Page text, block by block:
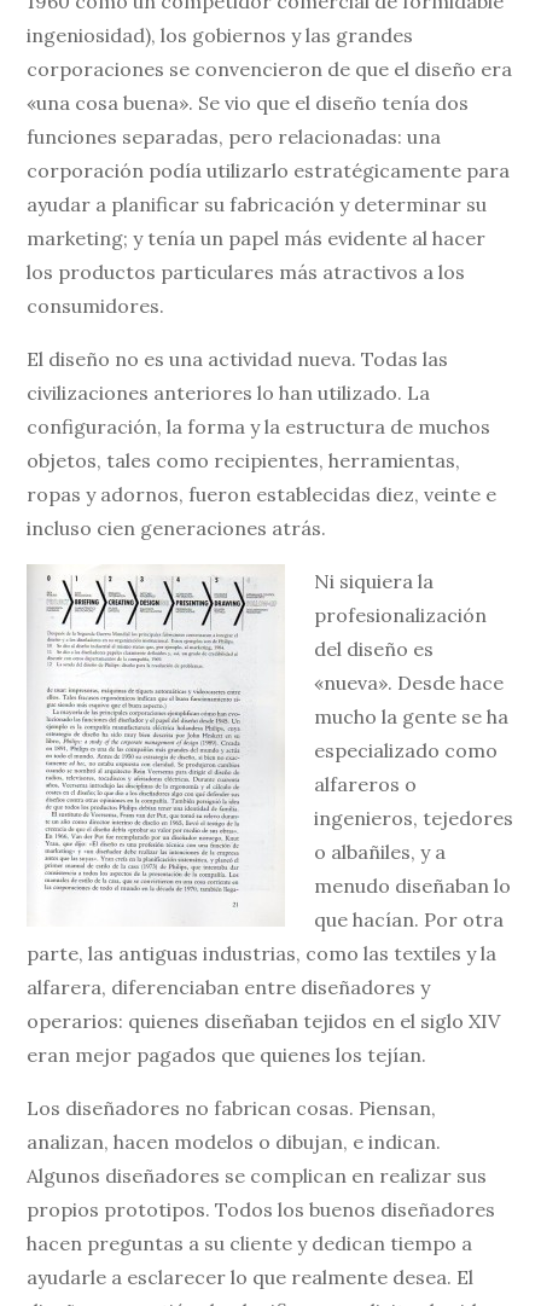
ingeniosidad), los gobiernos y las grandes
corporaciones se convencieron de que el diseño era
«una cosa buena». Se vio que el diseño tenía dos
funciones separadas, pero relacionadas: una
corporación podía utilizarlo estratégicamente para
ayudar a planificar su fabricación y determinar su
marketing; y tenía un papel más evidente al hacer
los productos particulares más atractivos a los
consumidores.
El diseño no es una actividad nueva. Todas las
civilizaciones anteriores lo han utilizado. La
configuración, la forma y la estructura de muchos
objetos, tales como recipientes, herramientas,
ropas y adornos, fueron establecidas diez, veinte e
incluso cien generaciones atrás.
Ni siquiera la
profesionalización
del diseño es
«nueva». Desde hace
mucho la gente se ha
especializado como
alfareros o
ingenieros, tejedores
o albañiles, y a
menudo diseñaban lo
que hacían. Por otra
parte, las antiguas industrias, como las textiles y la
alfarera, diferenciaban entre diseñadores y
operarios: quienes diseñaban tejidos en el siglo XIV
eran mejor pagados que quienes los tejían.
Los diseñadores no fabrican cosas. Piensan,
analizan, hacen modelos o dibujan, e indican.
Algunos diseñadores se complican en realizar sus
propios prototipos. Todos los buenos diseñadores
hacen preguntas a su cliente y dedican tiempo a
ayudarle a esclarecer lo que realmente desea. El